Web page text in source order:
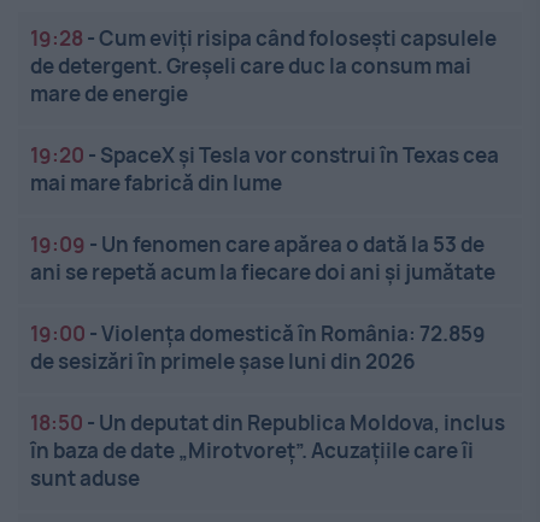
19:28 -Cum eviți risipa când folosești capsulele
de detergent. Greșeli care duc la consum mai
mare de energie
19:20 - SpaceX și Tesla vor construi în Texas cea
mai mare fabrică din lume
19:09 - Un fenomen care apărea o dată la 53 de
ani se repetă acum la fiecare doi ani și jumătate
19:00 -Violența domestică în România: 72.859
de sesizări în primele șase luni din 2026
18:50 - Un deputat din Republica Moldova, inclus
în baza de date „Mirotvoreț”. Acuzațiile care îi
sunt aduse